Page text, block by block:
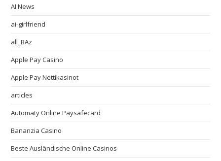
AI News
ai-girlfriend
all_BAz
Apple Pay Casino
Apple Pay Nettikasinot
articles
Automaty Online Paysafecard
Bananzia Casino
Beste Ausländische Online Casinos